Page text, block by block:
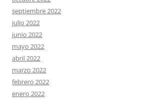
septiembre 2022
julio 2022
junio 2022
mayo 2022
abril 2022
marzo 2022
febrero 2022
enero 2022